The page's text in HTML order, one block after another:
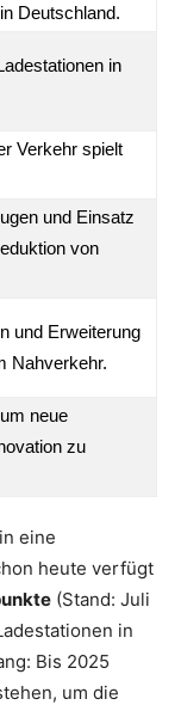
Deutschland.
in
Verkehr spielt
und Einsatz
von
und Erweiterung
Nahverkehr.
neue
zu
eine
heute verfügt
(Stand: Juli
in
Bis 2025
um die